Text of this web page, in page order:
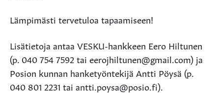
Lämpimästi tervetuloa tapaamiseen!
Lisätietoja antaa VESKU-hankkeen Eero Hiltunen
(p. 040 754 7592 tai eerojhiltunen@gmail.com) ja
Posion kunnan hanketyöntekijä Antti Pöysä (p.
040 801 2231 tai antti.poysa@posio.fi).